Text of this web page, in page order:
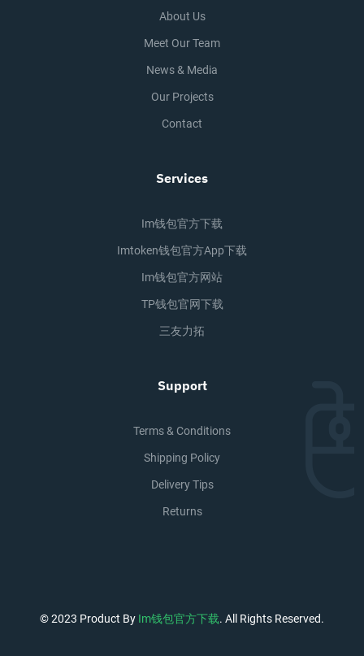
About Us
Meet Our Team
News & Media
Our Projects
Contact
Services
Im钱包官方下载
Imtoken钱包官方app下载
Im钱包官方网站
TP钱包官网下载
三友力拓
Support
Terms & Conditions
Shipping Policy
Delivery Tips
Returns
© 2023 Product By Im钱包官方下载. All Rights Reserved.